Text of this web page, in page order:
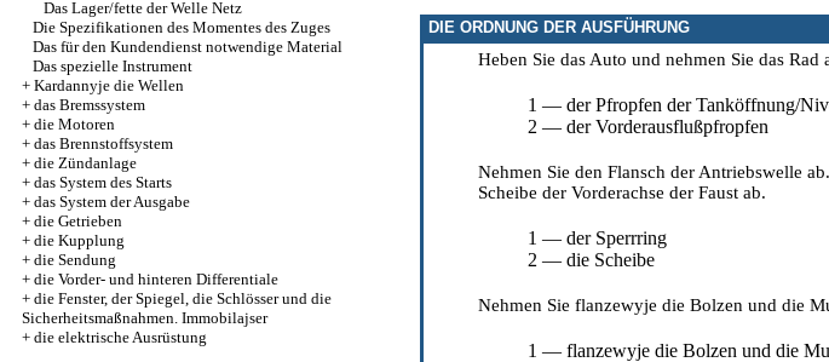
Das Lager/fette der Welle Netz
Die Spezifikationen des Momentes des Zuges
Das für den Kundendienst notwendige Material
Das spezielle Instrument
+ Kardannyje die Wellen
+ das Bremssystem
+ die Motoren
+ das Brennstoffsystem
+ die Zündanlage
+ das System des Starts
+ das System der Ausgabe
+ die Getrieben
+ die Kupplung
+ die Sendung
+ die Vorder- und hinteren Differentiale
+ die Fenster, der Spiegel, die Schlösser und die
Sicherheitsmaßnahmen. Immobilajser
+ die elektrische Ausrüstung
DIE ORDNUNG DER AUSFÜHRUNG
Heben Sie das Auto und nehmen Sie das Rad
1 — der Pfropfen der Tanköffnung/
2 — der Vorderausflußpfropfen
Nehmen Sie den Flansch der Antriebswelle
Scheibe der Vorderachse der Faust ab.
1 — der Sperrring
2 — die Scheibe
Nehmen Sie flanzewyje die Bolzen und die
1 — flanzewyje die Bolzen und die